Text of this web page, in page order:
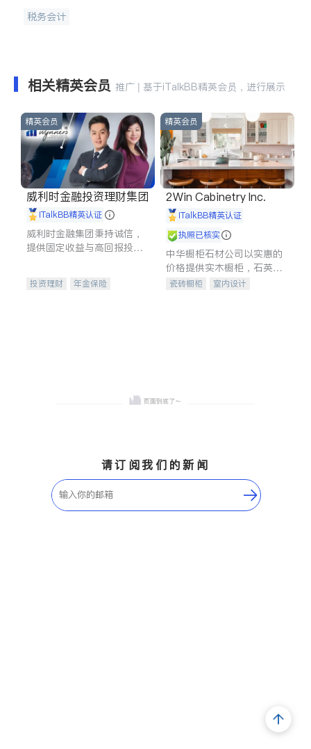
税务会计
相关精英会员 推广 | 基于iTalkBB精英会员，进行展示
精英会员
威利时金融投资理财集团
iTalkBB精英认证
威利时金融集团秉持诚信，
提供固定收益与高回报投资
合，助力客户实现目标
投资理财
年金保险
精英会员
2Win Cabinetry Inc.
iTalkBB精英认证
执照已核实
中华橱柜石材公司以实惠的
价格提供实木橱柜，石英石
台面，多种优质不锈钢水
瓷砖橱柜
室内设计
请订阅我们的新闻